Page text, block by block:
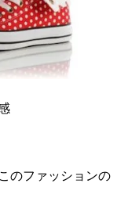
のファッションの